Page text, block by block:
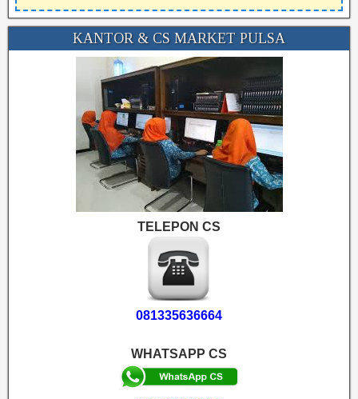
KANTOR & CS MARKET PULSA
TELEPON CS
081335636664
WHATSAPP CS